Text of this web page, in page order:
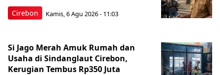
Cirebon Kamis, 6 Agu 2026 - 11:03
Si Jago Merah Amuk Rumah dan
Usaha di Sindanglaut Cirebon,
Kerugian Tembus Rp350 Juta